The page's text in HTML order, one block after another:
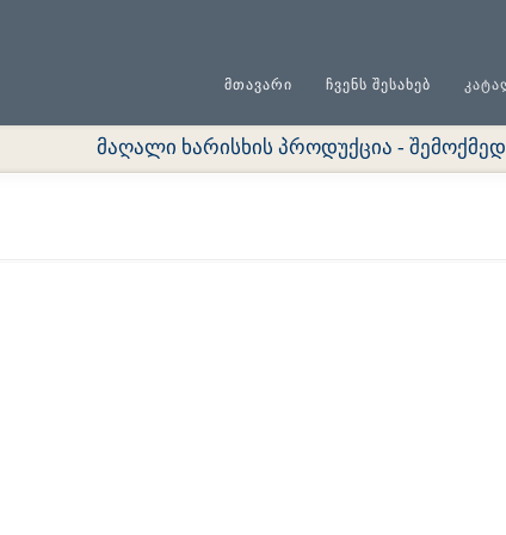
ᲛᲗᲐᲕᲐᲠᲘ ᲩᲕᲔᲜᲡ ᲨᲔᲡᲐᲮᲔᲑ
მაღალი ხარისხის პროდუქცია -